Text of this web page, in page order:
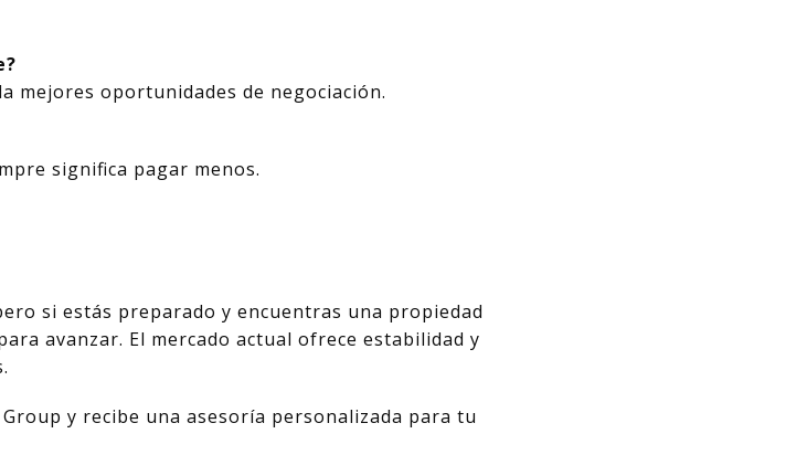
mejores oportunidades de negociación.
significa pagar menos.
si estás preparado y encuentras una propiedad
avanzar. El mercado actual ofrece estabilidad y
y recibe una asesoría personalizada para tu